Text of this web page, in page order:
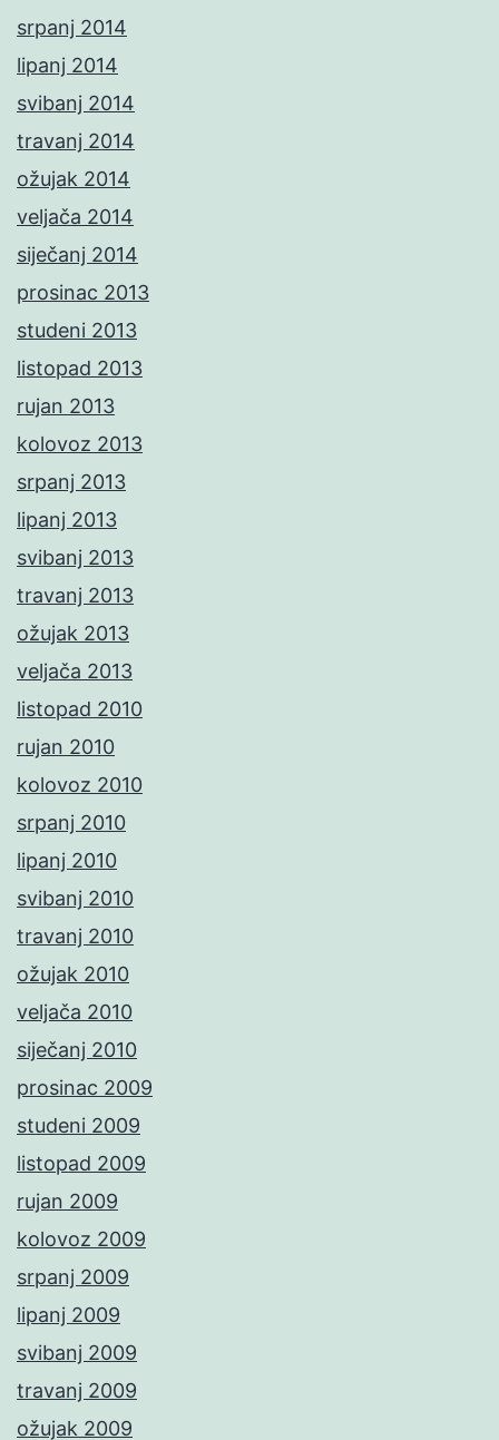
srpanj 2014
lipanj 2014
svibanj 2014
travanj 2014
ožujak 2014
veljača 2014
siječanj 2014
prosinac 2013
studeni 2013
listopad 2013
rujan 2013
kolovoz 2013
srpanj 2013
lipanj 2013
svibanj 2013
travanj 2013
ožujak 2013
veljača 2013
listopad 2010
rujan 2010
kolovoz 2010
srpanj 2010
lipanj 2010
svibanj 2010
travanj 2010
ožujak 2010
veljača 2010
siječanj 2010
prosinac 2009
studeni 2009
listopad 2009
rujan 2009
kolovoz 2009
srpanj 2009
lipanj 2009
svibanj 2009
travanj 2009
ožujak 2009